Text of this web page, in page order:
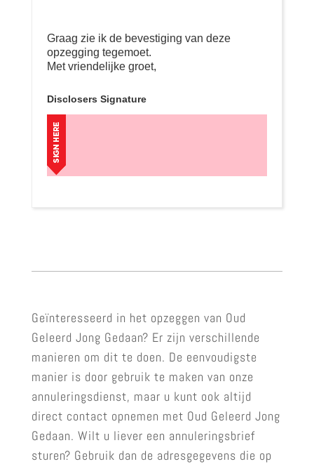
Graag zie ik de bevestiging van deze
opzegging tegemoet.
Met vriendelijke groet,
Disclosers Signature
Geïnteresseerd in het opzeggen van Oud
Geleerd Jong Gedaan? Er zijn verschillende
manieren om dit te doen. De eenvoudigste
manier is door gebruik te maken van onze
annuleringsdienst, maar u kunt ook altijd
direct contact opnemen met Oud Geleerd Jong
Gedaan. Wilt u liever een annuleringsbrief
sturen? Gebruik dan de adresgegevens die op